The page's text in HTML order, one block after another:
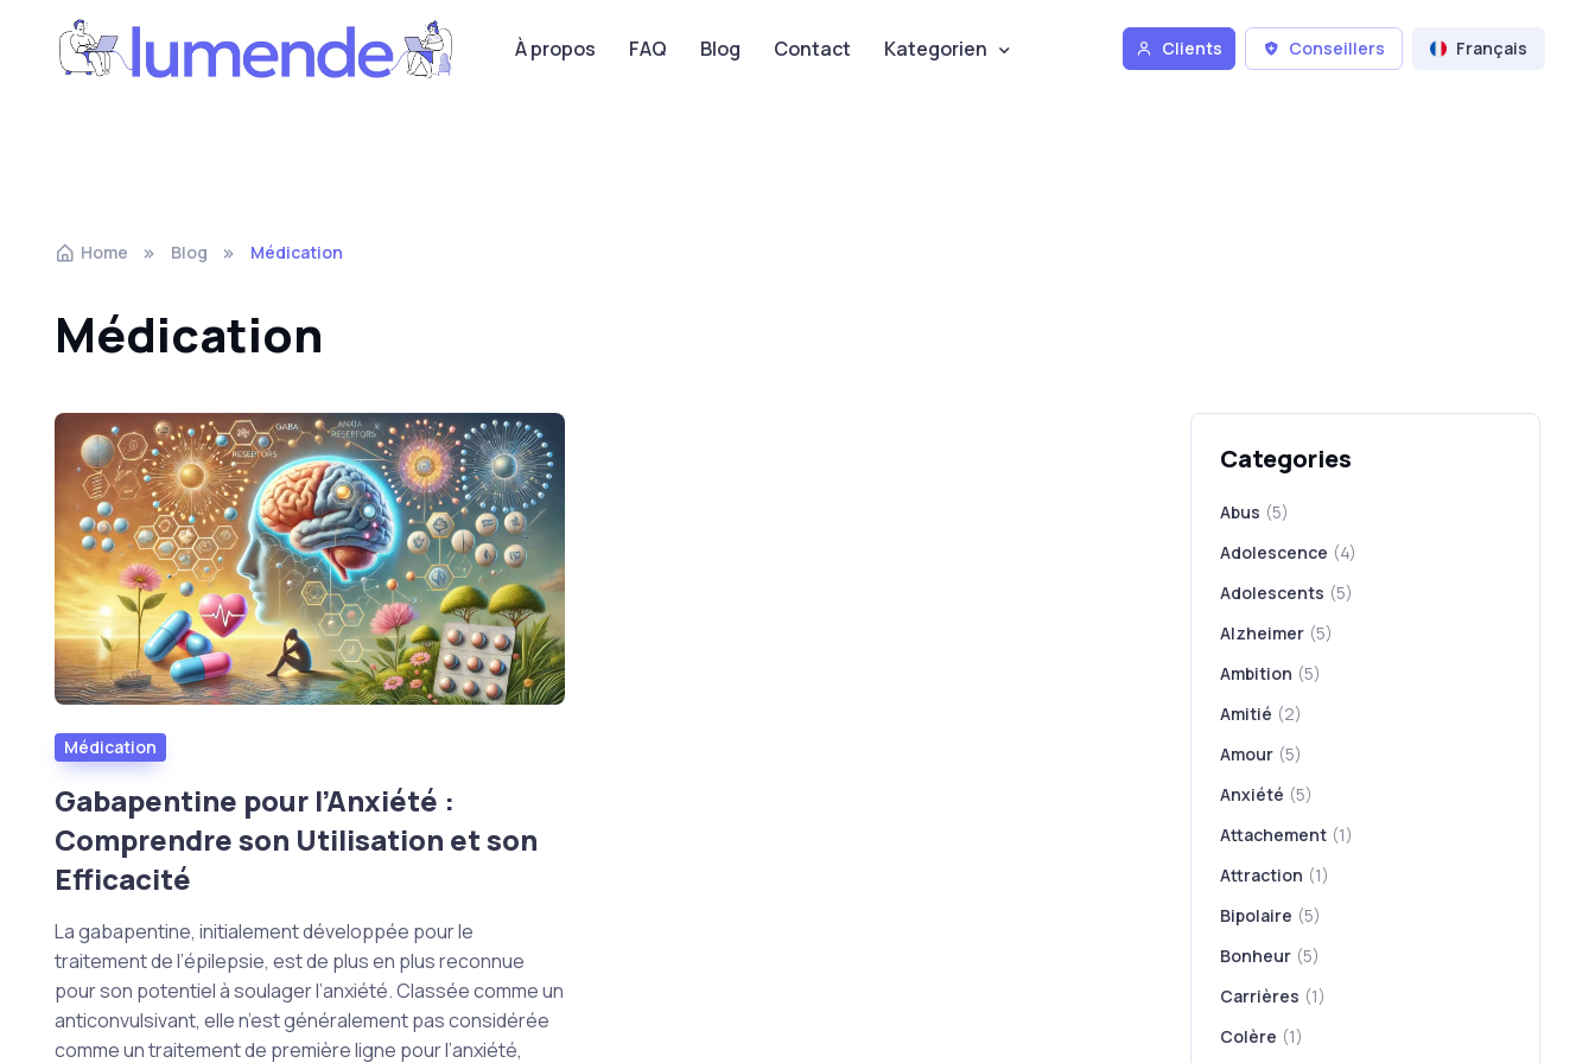
À propos FAQ Blog Contact Kategorien Clients Conseillers Français
Home Blog Médication
Médication
Médication
Gabapentine pour l’Anxiété :
Comprendre son Utilisation et son
Efficacité
La gabapentine, initialement développée pour le
traitement de l’épilepsie, est de plus en plus reconnue
pour son potentiel à soulager l’anxiété. Classée comme un
anticonvulsivant, elle n’est généralement pas considérée
comme un traitement de première ligne pour l’anxiété,
Categories
Abus (5)
Adolescence (4)
Adolescents (5)
Alzheimer (5)
Ambition (5)
Amitié (2)
Amour (5)
Anxiété (5)
Attachement (1)
Attraction (1)
Bipolaire (5)
Bonheur (5)
Carrières (1)
Colère (1)